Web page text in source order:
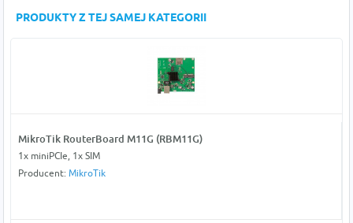
PRODUKTY Z TEJ SAMEJ KATEGORII
MikroTik RouterBoard M11G (RBM11G)
1x miniPCIe, 1x SIM
Producent: MikroTik